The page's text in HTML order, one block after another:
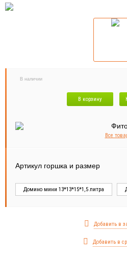
В наличии
В корзину
Все
Артикул горшка и размер
Домино мини 13*13*15*1,5 литра
Добавить в
Добавить в